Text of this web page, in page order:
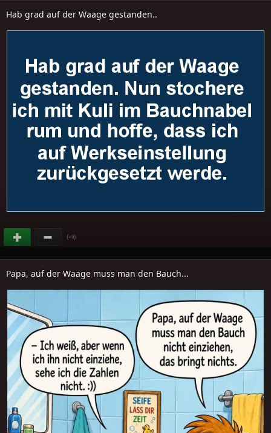
Hab grad auf der Waage gestanden..
(+9)
Papa, auf der Waage muss man den Bauch...